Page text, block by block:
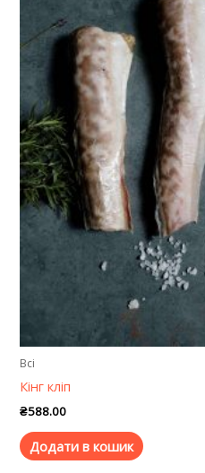
Всі
Кінг кліп
₴588.00
Додати в кошик